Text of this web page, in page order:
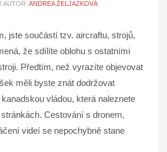
AUTOR: ANDREA ŽELJAZKOVÁ
jste součástí tzv. aircraftu, strojů,
že sdílíte oblohu s ostatními
Předtím, než vyrazíte objevovat
měli byste znát dodržovat
vládou, která naleznete
Cestování s dronem,
videí se nepochybně stane